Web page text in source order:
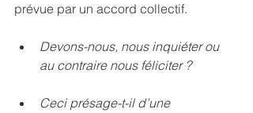
prévue par un accord collectif.
Devons-nous, nous inquiéter ou
au contraire nous féliciter ?
Ceci présage-t-il d’une